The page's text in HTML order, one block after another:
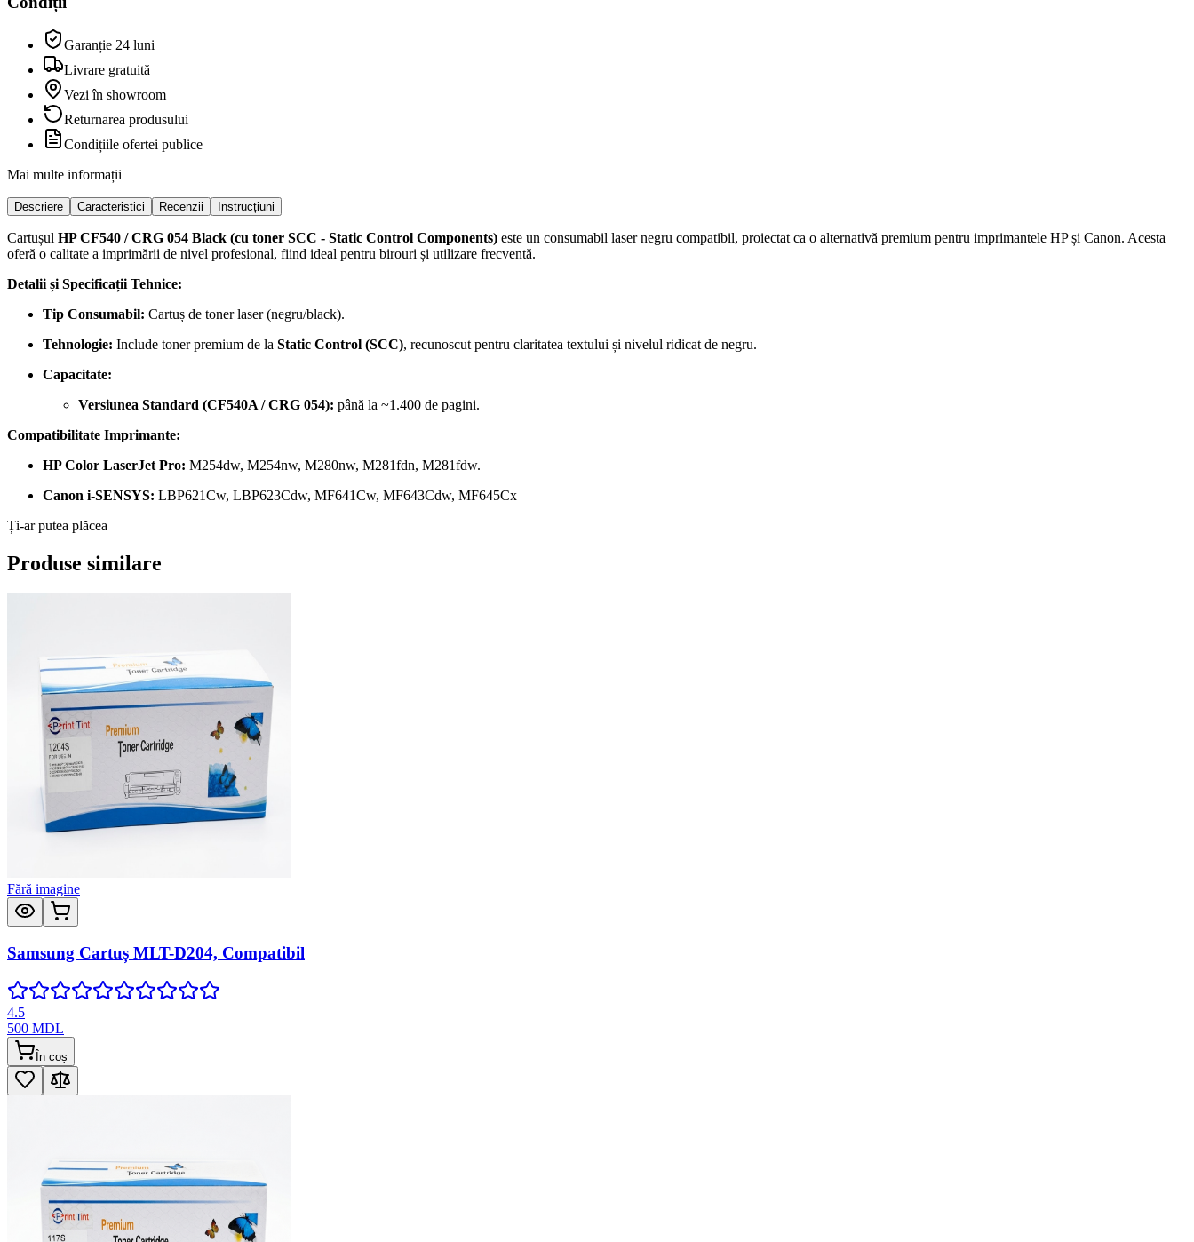
Garanție 24 luni
Livrare gratuită
Vezi în showroom
Returnarea produsului
Condițiile ofertei publice
Mai multe informații
Descriere Caracteristici Recenzii Instrucțiuni
Cartușul HP CF540 / CRG 054 Black (cu toner SCC - Static Control Components) este un consumabil laser negru compatibil, proiectat ca o alternativă premium pentru imprimantele HP și Canon. Acesta
oferă o calitate a imprimării de nivel profesional, fiind ideal pentru birouri și utilizare frecventă.
Detalii și Specificații Tehnice:
Tip Consumabil: Cartuș de toner laser (negru/black).
Tehnologie: Include toner premium de la Static Control (SCC), recunoscut pentru claritatea textului și nivelul ridicat de negru.
Capacitate:
Versiunea Standard (CF540A / CRG 054): până la ~1.400 de pagini.
Compatibilitate Imprimante:
HP Color LaserJet Pro: M254dw, M254nw, M280nw, M281fdn, M281fdw.
Canon i-SENSYS: LBP621Cw, LBP623Cdw, MF641Cw, MF643Cdw, MF645Cx
Ți-ar putea plăcea
Produse similare
Fără imagine
Samsung Cartuș MLT-D204, Compatibil
4.5
500 MDL
În coș